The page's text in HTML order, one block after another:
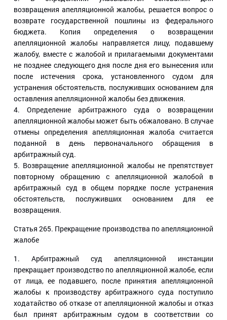
возвращения апелляционной жалобы, решается вопрос о
возврате государственной пошлины из федерального
бюджета. Копия определения о возвращении
апелляционной жалобы направляется лицу, подавшему
жалобу, вместе с жалобой и прилагаемыми документами
не позднее следующего дня после дня его вынесения или
после истечения срока, установленного судом для
устранения обстоятельств, послуживших основанием для
оставления апелляционной жалобы без движения.
4. Определение арбитражного суда о возвращении
апелляционной жалобы может быть обжаловано. В случае
отмены определения апелляционная жалоба считается
поданной в день первоначального обращения в
арбитражный суд.
5. Возвращение апелляционной жалобы не препятствует
повторному обращению с апелляционной жалобой в
арбитражный суд в общем порядке после устранения
обстоятельств, послуживших основанием для ее
возвращения.
Статья 265. Прекращение производства по апелляционной
жалобе
1. Арбитражный суд апелляционной инстанции
прекращает производство по апелляционной жалобе, если
от лица, ее подавшего, после принятия апелляционной
жалобы к производству арбитражного суда поступило
ходатайство об отказе от апелляционной жалобы и отказ
был принят арбитражным судом в соответствии со